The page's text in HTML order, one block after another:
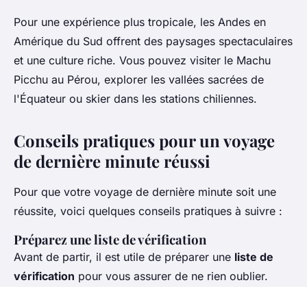
Pour une expérience plus tropicale, les Andes en
Amérique du Sud offrent des paysages spectaculaires
et une culture riche. Vous pouvez visiter le Machu
Picchu au Pérou, explorer les vallées sacrées de
l'Équateur ou skier dans les stations chiliennes.
Conseils pratiques pour un voyage
de dernière minute réussi
Pour que votre voyage de dernière minute soit une
réussite, voici quelques conseils pratiques à suivre :
Préparez une liste de vérification
Avant de partir, il est utile de préparer une liste de
vérification pour vous assurer de ne rien oublier.